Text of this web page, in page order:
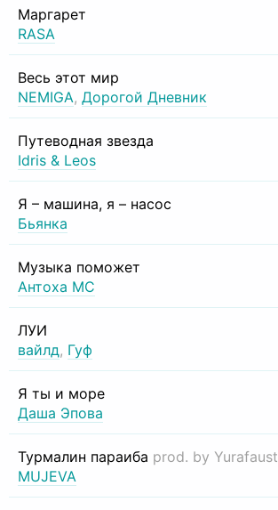
Маргарет
RASA
Весь этот мир
NEMIGA, Дорогой Дневник
Путеводная звезда
Idris & Leos
Я – машина, я – насос
Бьянка
Музыка поможет
Антоха МС
ЛУИ
вайлд, Гуф
Я ты и море
Даша Эпова
Турмалин параиба prod. by Yurafaust
MUJEVA